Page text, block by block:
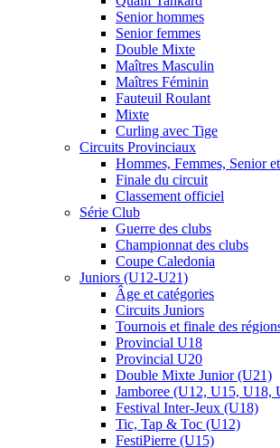
Senior hommes
Senior femmes
Double Mixte
Maîtres Masculin
Maîtres Féminin
Fauteuil Roulant
Mixte
Curling avec Tige
Circuits Provinciaux
Hommes, Femmes, Senior
Finale du circuit
Classement officiel
Série Club
Guerre des clubs
Championnat des clubs
Coupe Caledonia
Juniors (U12-U21)
Âge et catégories
Circuits Juniors
Tournois et finale des
Provincial U18
Provincial U20
Double Mixte Junior (U21)
Jamboree (U12, U15, U18,
Festival Inter-Jeux (U18)
Tic, Tap & Toc (U12)
FestiPierre (U15)